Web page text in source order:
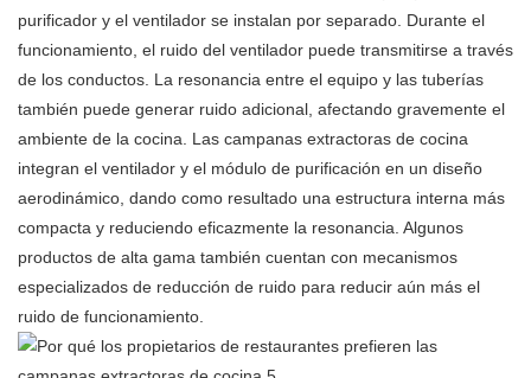
purificador y el ventilador se instalan por separado. Durante el
funcionamiento, el ruido del ventilador puede transmitirse a través
de los conductos. La resonancia entre el equipo y las tuberías
también puede generar ruido adicional, afectando gravemente el
ambiente de la cocina. Las campanas extractoras de cocina
integran el ventilador y el módulo de purificación en un diseño
aerodinámico, dando como resultado una estructura interna más
compacta y reduciendo eficazmente la resonancia. Algunos
productos de alta gama también cuentan con mecanismos
especializados de reducción de ruido para reducir aún más el
ruido de funcionamiento.